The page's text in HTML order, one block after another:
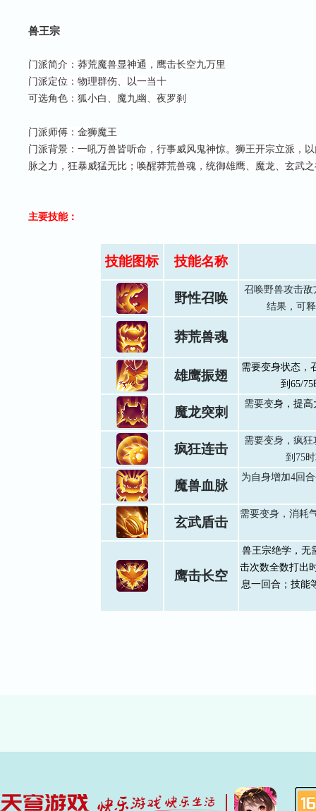
兽王宗
门派简介：莽荒魔兽显神通，鹰击长空九万里
门派定位：物理群伤、以一当十
可选角色：狐小白、魔九幽、夜罗刹
门派师傅：金狮魔王
门派背景：一吼万兽皆听命，行事威风鬼神惊。狮王开宗立派，
脉之力，狂暴威猛无比；唤醒莽荒兽魂，统御雄鹰、魔龙、玄武
主要技能：
技能图标 技能名称
野性召唤
召唤野兽攻击
结果，可
莽荒兽魂
雄鹰振翅
需要变身状态，
到65/
魔龙突刺
需要变身，提高
疯狂连击
需要变身，疯
到75
魔兽血脉
为自身增加4回
玄武盾击
需要变身，消耗
鹰击长空
兽王宗绝学，无
击次数全数打出
息一回合；技能